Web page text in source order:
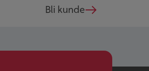
Bli kunde